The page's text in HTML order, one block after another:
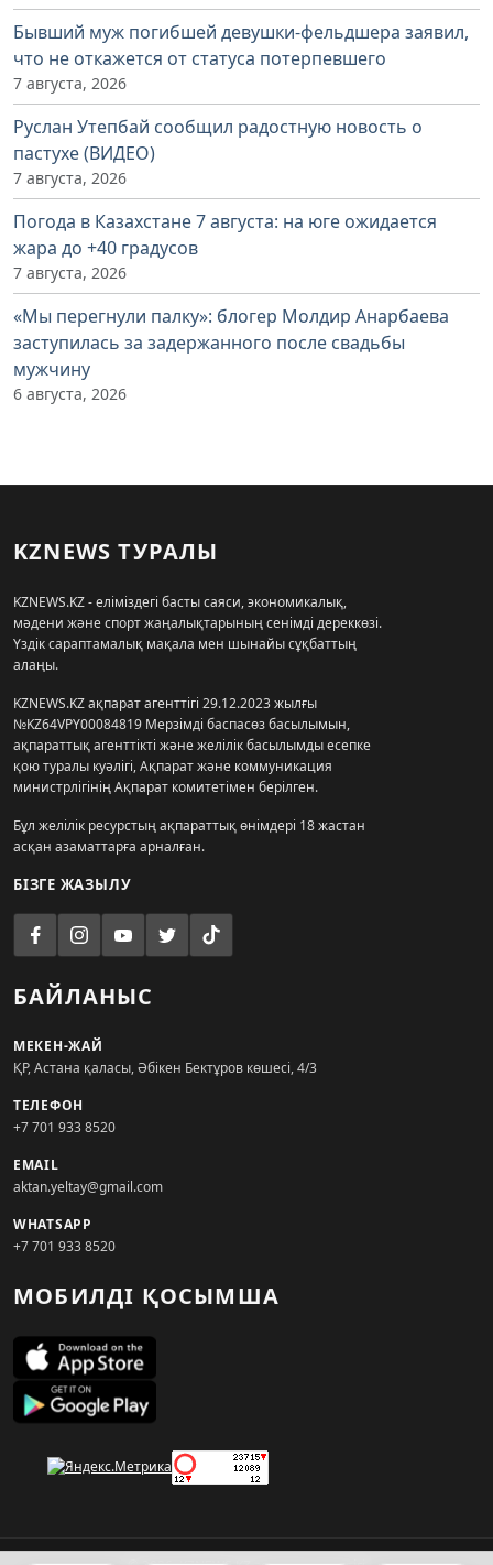
Бывший муж погибшей девушки-фельдшера заявил,
что не откажется от статуса потерпевшего
7 августа, 2026
Руслан Утепбай сообщил радостную новость о
пастухе (ВИДЕО)
7 августа, 2026
Погода в Казахстане 7 августа: на юге ожидается
жара до +40 градусов
7 августа, 2026
«Мы перегнули палку»: блогер Молдир Анарбаева
заступилась за задержанного после свадьбы
мужчину
6 августа, 2026
KZNEWS ТУРАЛЫ
KZNEWS.KZ - еліміздегі басты саяси, экономикалық,
мәдени және спорт жаңалықтарының сенімді дереккөзі.
Үздік сараптамалық мақала мен шынайы сұқбаттың
алаңы.
KZNEWS.KZ ақпарат агенттігі 29.12.2023 жылғы
№KZ64VPY00084819 Мерзімді баспасөз басылымын,
ақпараттық агенттікті және желілік басылымды есепке
қою туралы куәлігі, Ақпарат және коммуникация
министрлігінің Ақпарат комитетімен берілген.
Бұл желілік ресурстың ақпараттық өнімдері 18 жастан
асқан азаматтарға арналған.
БІЗГЕ ЖАЗЫЛУ
БАЙЛАНЫС
МЕКЕН-ЖАЙ
ҚР, Астана қаласы, Әбікен Бектұров көшесі, 4/3
ТЕЛЕФОН
+7 701 933 8520
EMAIL
aktan.yeltay@gmail.com
WHATSAPP
+7 701 933 8520
МОБИЛДІ ҚОСЫМША